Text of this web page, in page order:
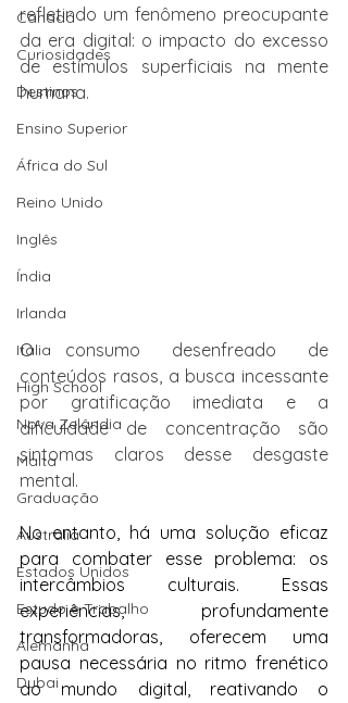
Canadá
Curiosidades
Destinos
Ensino Superior
África do Sul
Reino Unido
Inglês
Índia
Irlanda
Itália
High School
Nova Zelândia
Malta
Graduação
Austrália
Estados Unidos
Estudo e Trabalho
Alemanha
Dubai
refletindo um fenômeno preocupante
da era digital: o impacto do excesso
de estímulos superficiais na mente
humana.
O consumo desenfreado de
conteúdos rasos, a busca incessante
por gratificação imediata e a
dificuldade de concentração são
sintomas claros desse desgaste
mental.
No entanto, há uma solução eficaz
para combater esse problema: os
intercâmbios culturais. Essas
experiências, profundamente
transformadoras, oferecem uma
pausa necessária no ritmo frenético
do mundo digital, reativando o